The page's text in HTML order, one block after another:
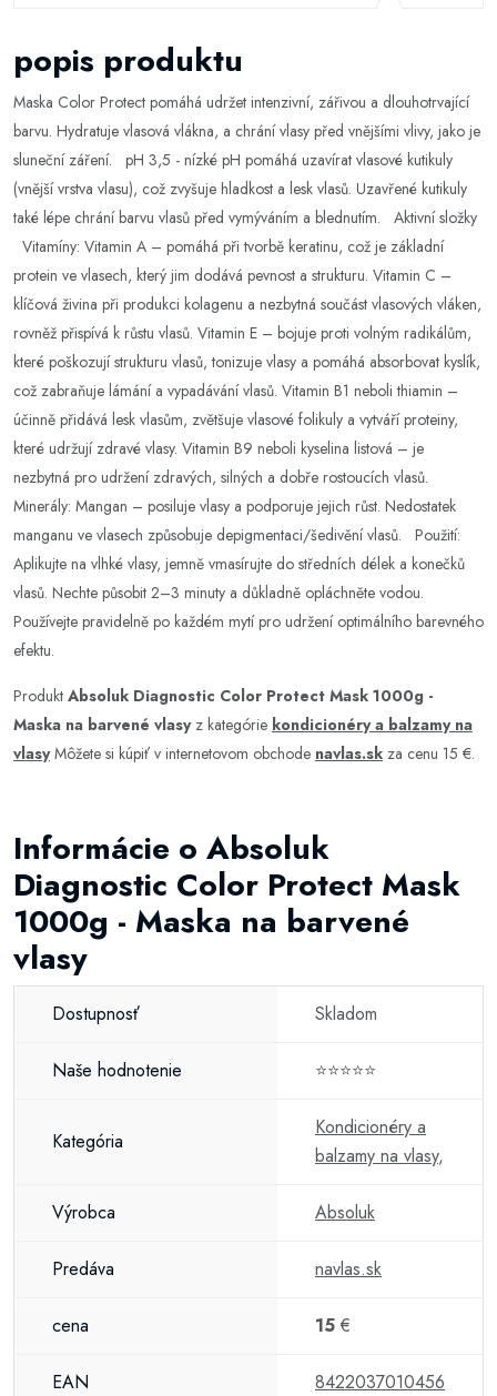
popis produktu
Maska Color Protect pomáhá udržet intenzivní, zářivou a dlouhotrvající
barvu. Hydratuje vlasová vlákna, a chrání vlasy před vnějšími vlivy, jako je
sluneční záření. pH 3,5 - nízké pH pomáhá uzavírat vlasové kutikuly
(vnější vrstva vlasu), což zvyšuje hladkost a lesk vlasů. Uzavřené kutikuly
také lépe chrání barvu vlasů před vymýváním a blednutím. Aktivní složky
Vitamíny: Vitamin A – pomáhá při tvorbě keratinu, což je základní
protein ve vlasech, který jim dodává pevnost a strukturu. Vitamin C –
klíčová živina při produkci kolagenu a nezbytná součást vlasových vláken,
rovněž přispívá k růstu vlasů. Vitamin E – bojuje proti volným radikálům,
které poškozují strukturu vlasů, tonizuje vlasy a pomáhá absorbovat kyslík,
což zabraňuje lámání a vypadávání vlasů. Vitamin B1 neboli thiamin –
účinně přidává lesk vlasům, zvětšuje vlasové folikuly a vytváří proteiny,
které udržují zdravé vlasy. Vitamin B9 neboli kyselina listová – je
nezbytná pro udržení zdravých, silných a dobře rostoucích vlasů.
Minerály: Mangan – posiluje vlasy a podporuje jejich růst. Nedostatek
manganu ve vlasech způsobuje depigmentaci/šedivění vlasů. Použití:
Aplikujte na vlhké vlasy, jemně vmasírujte do středních délek a konečků
vlasů. Nechte působit 2–3 minuty a důkladně opláchněte vodou.
Používejte pravidelně po každém mytí pro udržení optimálního barevného
efektu.
Produkt Absoluk Diagnostic Color Protect Mask 1000g -
Maska na barvené vlasyz kategórie kondicionéry a balzamy na
vlasyMôžete si kúpiť v internetovom obchode navlas.sk za cenu 15 €.
Informácie o Absoluk
Diagnostic Color Protect Mask
1000g - Maska na barvené
vlasy
Dostupnosť Skladom
Naše hodnotenie ⭐⭐⭐⭐⭐
Kategória
Kondicionéry a
balzamy na vlasy,
Výrobca Absoluk
Predáva navlas.sk
cena 15 €
EAN 8422037010456